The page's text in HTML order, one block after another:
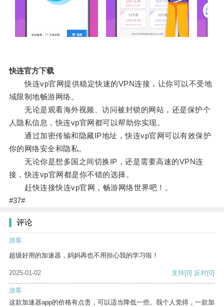
快连官方下载
快连vp官网提供稳定快速的VPN连接，让你可以不受地
域限制地畅游网络。
无论是观看海外视频、访问被封锁的网站，还是保护个
人隐私信息，快连vp官网都可以帮助你实现。
通过加密传输和隐藏IP地址，快连vp官网可以有效保护
你的网络安全和隐私。
无论你是想多国之间切换IP，还是需要高速的VPN连
接，快连vp官网都是你不错的选择。
赶快连接快连vp官网，畅游网络世界吧！。
#37#
评论
游客
超级好用的加速器，妈妈再也不用担心我的学习啦！
2025-01-02 支持[0] 反对[0]
游客
这款加速器app的价格有点贵，可以适当降低一些。我个人觉得，一款加